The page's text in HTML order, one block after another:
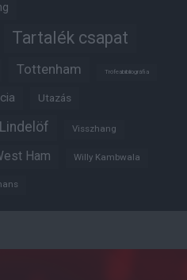
Tartalék csapat
Tottenham Trófeabibliográfia
Utazás
Visszhang
Ham Willy Kambwala